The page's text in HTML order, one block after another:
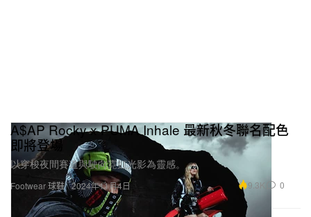
Footwear 球鞋
A$AP Rocky x PUMA Inhale 最新秋冬聯名配色
即將登場
以穿梭夜間賽道與駛向霓虹光影為靈感。
2024年11月4日 9.3K 0